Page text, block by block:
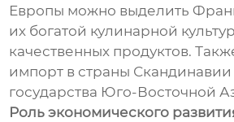
Европы можно выделить
их богатой кулинарной
качественных продуктов.
импорт в страны
государства Юго-Восточной
Роль экономического